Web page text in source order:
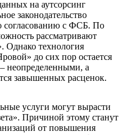
на аутсорсинг
законодательство
согласованию с ФСБ. По
рассматривают
Однако технология
до сих пор остается
неопределенными, а
завышенных расценок.
услуги могут вырасти
». Причиной этому станут
от повышения